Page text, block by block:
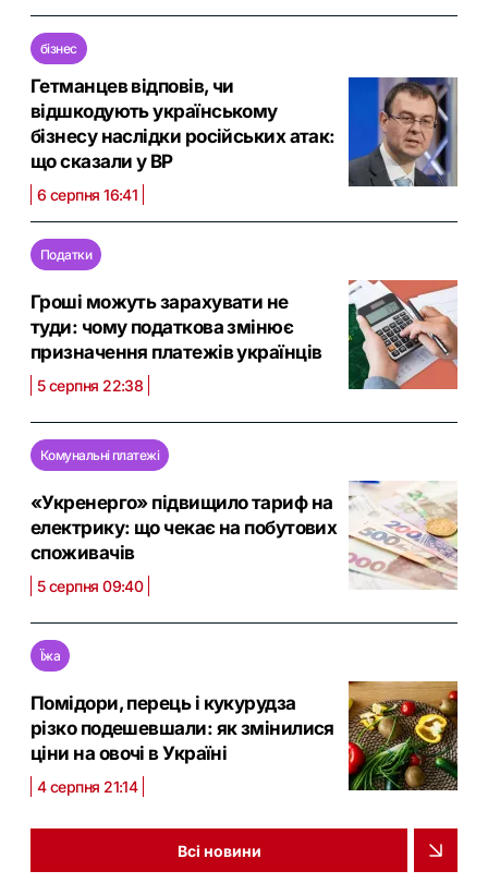
бізнес
Гетманцев відповів, чи
відшкодують українському
бізнесу наслідки російських атак:
що сказали у ВР
6 серпня 16:41
Податки
Гроші можуть зарахувати не
туди: чому податкова змінює
призначення платежів українців
5 серпня 22:38
Комунальні платежі
«Укренерго» підвищило тариф на
електрику: що чекає на побутових
споживачів
5 серпня 09:40
Їжа
Помідори, перець і кукурудза
різко подешевшали: як змінилися
ціни на овочі в Україні
4 серпня 21:14
Всі новини